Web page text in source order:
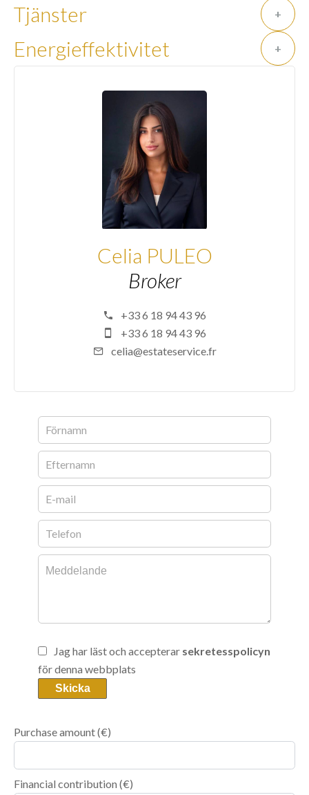
Tjänster +
Energieffektivitet +
Celia PULEO
Broker
+33 6 18 94 43 96
+33 6 18 94 43 96
celia@estateservice.fr
Jag har läst och accepterar sekretesspolicyn
för denna webbplats
Skicka
Purchase amount(€)
Financial contribution (€)